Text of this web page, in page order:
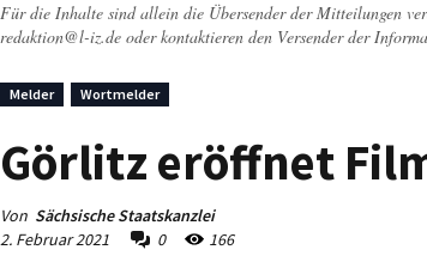
Für die Inhalte sind allein die Übersender der Mitteilungen
redaktion@l-iz.de oder kontaktieren den Versender der
Melder Wortmelder
Görlitz eröffnet
Von Sächsische Staatskanzlei
2. Februar 2021
0 166